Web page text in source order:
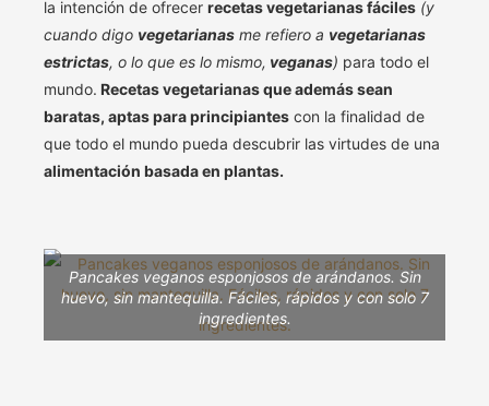
la intención de ofrecer recetas vegetarianas fáciles (y
cuando digo vegetarianas me refiero a vegetarianas
estrictas, o lo que es lo mismo, veganas) para todo el
mundo. Recetas vegetarianas que además sean
baratas, aptas para principiantes con la finalidad de
que todo el mundo pueda descubrir las virtudes de una
alimentación basada en plantas.
Pancakes veganos esponjosos de arándanos. Sin
huevo, sin mantequilla. Fáciles, rápidos y con solo 7
ingredientes.